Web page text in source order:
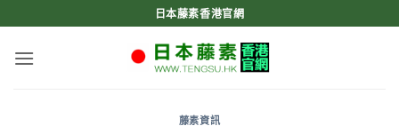
to
content
日本藤素香港官網
藤素資訊